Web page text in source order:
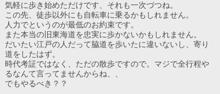
気軽に歩き始めただけです、それも一次づつね。
この先、徒歩以外にも自転車に乗るかもしれません。
人力でというのが最低のお約束です。
また本当の旧東海道を忠実に歩かないかもしれません。
だいたい江戸の人だって脇道を歩いたに違いないし、寄り
道をしたはず。
時代考証ではなく、ただの散歩ですので。マジで全行程や
るなんて言ってませんからね、、
でもやるべき？？